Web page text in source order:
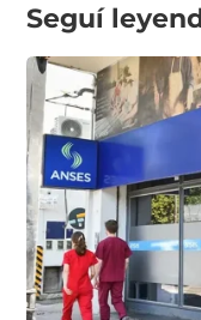
Seguí